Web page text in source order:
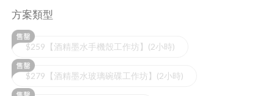
方案類型
$259【酒精墨水手機殼工作坊】(2小時)
$279【酒精墨水玻璃碗碟工作坊】(2小時)